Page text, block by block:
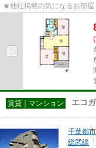
★他社掲載の気になるお部
賃貸｜マンション エコ
千葉都
総武線 「